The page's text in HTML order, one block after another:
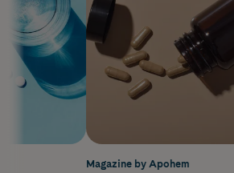
Magazine by Apohem